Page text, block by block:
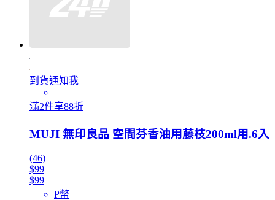
到貨通知我
滿2件享88折
MUJI 無印良品 空間芬香油用藤枝200ml用.6入
(46)
$99
$99
P幣